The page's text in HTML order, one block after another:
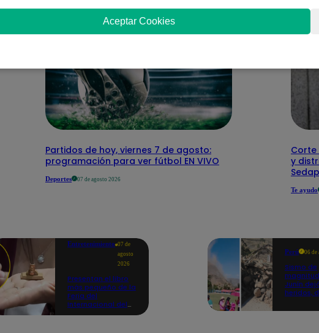
Partidos de hoy, viernes 7 de agosto:
programación para ver fútbol EN VIVO
Deportes 07 de agosto 2026
Corte
y
Te ayudo
Entretenimiento 07 de
agosto
2026
Presentan el libro
más pequeño de la
Feria del
Internacional del
Perú 06 de
Sismo de
Junín
heridos,
propició
Aceptar Cookies